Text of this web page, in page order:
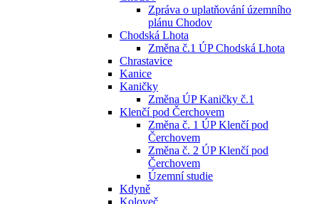
Zpráva o uplatňování územního
plánu Chodov
Chodská Lhota
Změna č.1 ÚP Chodská Lhota
Chrastavice
Kanice
Kaničky
Změna ÚP Kaničky č.1
Klenčí pod Čerchovem
Změna č. 1 ÚP Klenčí pod
Čerchovem
Změna č. 2 ÚP Klenčí pod
Čerchovem
Územní studie
Kdyně
Koloveč